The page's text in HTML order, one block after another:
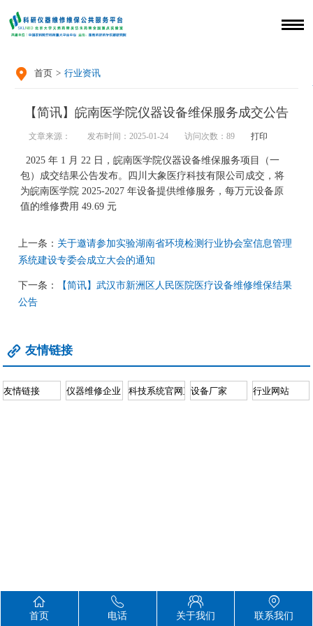
 首页 > 行业资讯
【简讯】皖南医学院仪器设备维保服务成交公告
文章来源： 发布时间：2025-01-24 访问次数： 89 打印
2025 年 1 月 22 日，皖南医学院仪器设备维保服务项目（一
包）成交结果公告发布。四川大象医疗科技有限公司成交，将
为皖南医学院 2025-2027 年设备提供维修服务，每万元设备原
值的维修费用 49.69 元
上一条： 关于邀请参加实验湖南省环境检测行业协会室信息管理
系统建设专委会成立大会的通知
下一条：
【简讯】武汉市新洲区人民医院医疗设备维修维保结果
公告
 友情链接

首页

电话

关于我们

联系我们